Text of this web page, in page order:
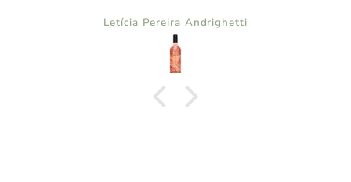
Letícia Pereira Andrighetti